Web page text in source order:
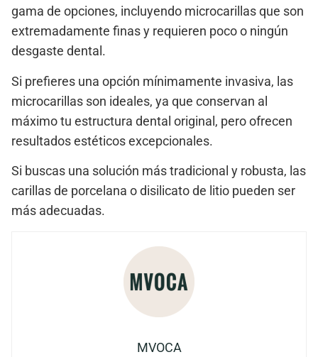
gama de opciones, incluyendo microcarillasque son
extremadamente finas y requieren poco o ningún
desgaste dental .
Si prefieres una opción mínimamente invasiva, las
microcarillas son ideales, ya que conservan al
máximo tu estructura dental original, pero ofrecen
resultados estéticos excepcionales.
Si buscas una solución más tradicional y robusta, las
carillas de porcelana odisilicato de litio pueden ser
más adecuadas.
MVOCA